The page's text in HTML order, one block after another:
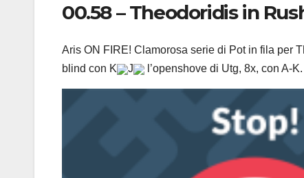
00.58 – Theodoridis in
Aris ON FIRE! Clamorosa serie di Pot in fila per
blind con K
J l’openshove di Utg, 8x, con A-